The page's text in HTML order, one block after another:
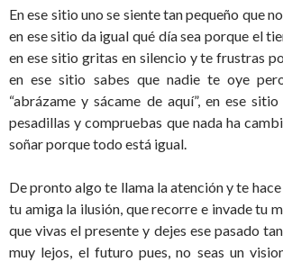
En ese sitio uno se siente tan pequeño que
en ese sitio da igual qué día sea porque el
en ese sitio gritas en silencio y te frustras
en ese sitio sabes que nadie te oye
“abrázame y sácame de aquí”, en ese
pesadillas y compruebas que nada ha
soñar porque todo está igual.
De pronto algo te llama la atención y te hace
tu amiga la ilusión, que recorre e invade tu
que vivas el presente y dejes ese pasado
muy lejos, el futuro pues, no seas un